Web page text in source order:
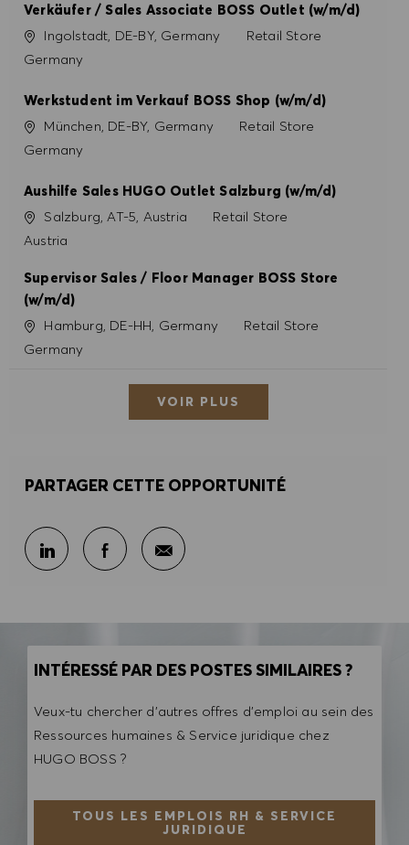
Verkäufer / Sales Associate BOSS Outlet (w/m/d)
SiteIngolstadt, DE-BY, Germany Catégorie
Retail Store
Germany
Werkstudent im Verkauf BOSS Shop (w/m/d)
SiteMünchen, DE-BY, Germany Catégorie
Retail Store
Germany
Aushilfe Sales HUGO Outlet Salzburg (w/m/d)
SiteSalzburg, AT-5, Austria Catégorie
Retail Store
Austria
Supervisor Sales / Floor Manager BOSS Store
(w/m/d)
SiteHamburg, DE-HH, Germany Catégorie
Retail Store
Germany
VOIR PLUS
PARTAGER CETTE OPPORTUNITÉ
Partager sur LinkedIn
Partager sur Facebook
Partager par e-mail
INTÉRESSÉ PAR DES POSTES SIMILAIRES ?
Veux-tu chercher d'autres offres d'emploi au sein des
Ressources humaines & Service juridique chez
HUGO BOSS ?
TOUS LES EMPLOIS RH & SERVICE
JURIDIQUE